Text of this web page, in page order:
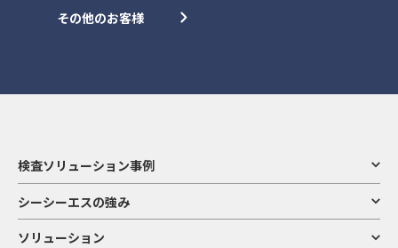
その他のお客様
検査ソリューション事例
シーシーエスの強み
ソリューション